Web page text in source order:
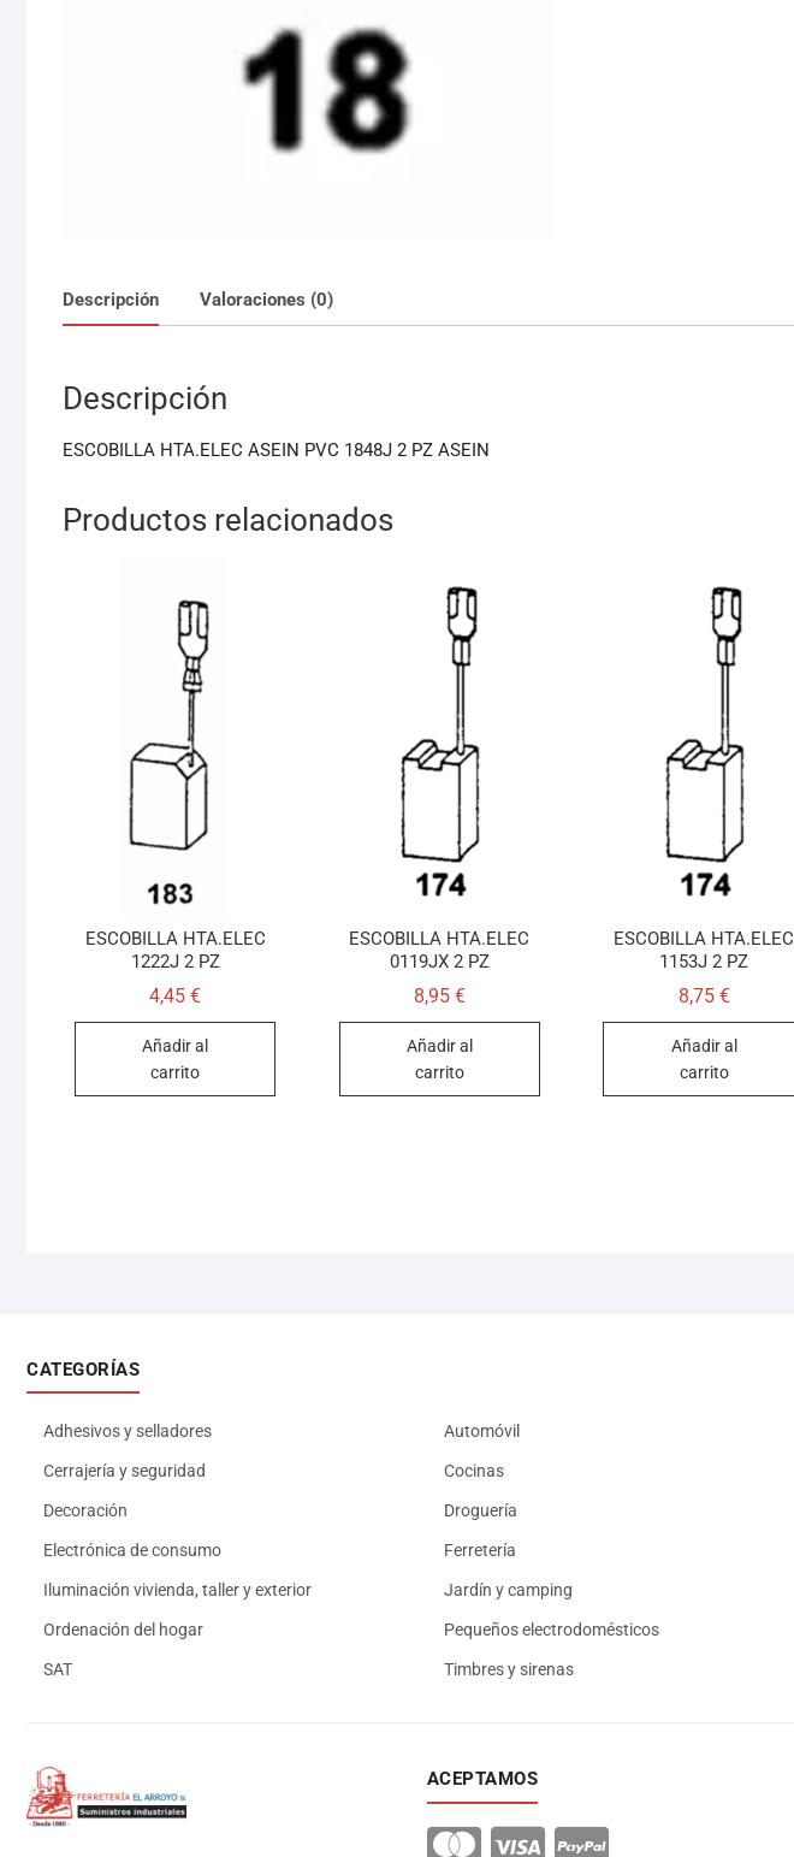
Descripción Valoraciones (0)
Descripción
ESCOBILLA HTA.ELEC ASEIN PVC 1848J 2 PZ ASEIN
Productos relacionados
ESCOBILLA HTA.ELEC
1222J 2 PZ
4,45€
Añadir al
carrito
ESCOBILLA HTA.ELEC
0119JX 2 PZ
8,95 €
Añadir al
carrito
ESCOBILLA HTA.ELEC
1153J 2 PZ
8,75 €
Añadir al
carrito
CATEGORÍAS
Adhesivos y selladores Automóvil
Cerrajería y seguridad Cocinas
Decoración Droguería
Electrónica de consumo Ferretería
Iluminación vivienda, taller y exterior Jardín y camping
Ordenación del hogar Pequeños electrodomésticos
SAT Timbres y sirenas
ACEPTAMOS